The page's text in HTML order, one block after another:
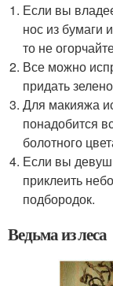
Если вы
нос из бумаги
то не
Все можно
придать
Для макияжа
понадобится
болотного
Если вы
приклеить
подбородок.
Ведьма из леса